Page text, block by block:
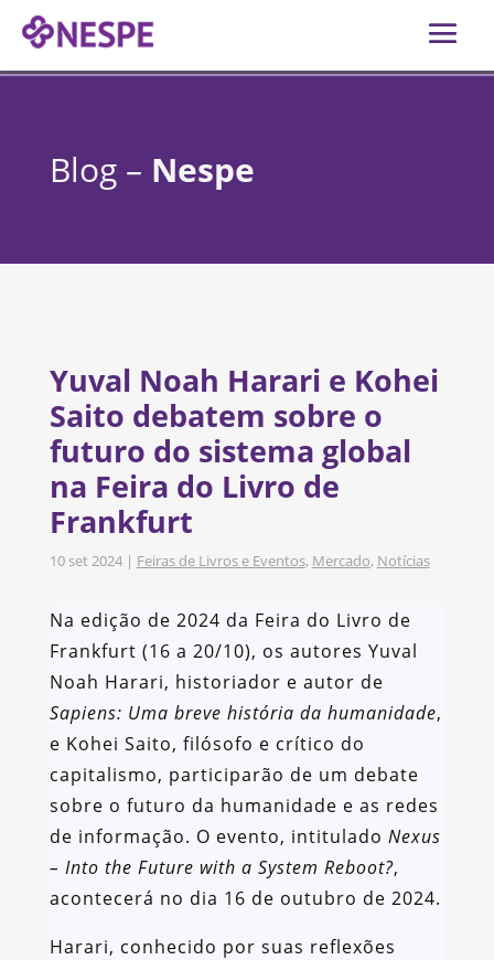
Blog – Nespe
Yuval Noah Harari e Kohei
Saito debatem sobre o
futuro do sistema global
na Feira do Livro de
Frankfurt
10 set 2024| Feiras de Livros e Eventos, Mercado, Notícias
Na edição de 2024 da Feira do Livro de
Frankfurt (16 a 20/10), os autores Yuval
Noah Harari, historiador e autor de
Sapiens: Uma breve história da humanidade,
e Kohei Saito, filósofo e crítico do
capitalismo, participarão de um debate
sobre o futuro da humanidade e as redes
de informação. O evento, intitulado Nexus
– Into the Future with a System Reboot?,
acontecerá no dia 16 de outubro de 2024.
Harari, conhecido por suas reflexões